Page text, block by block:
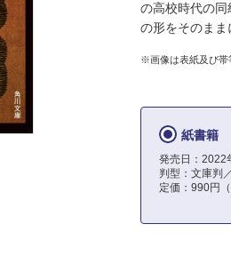
の高校時代の
の形をそのまま
※画像は表紙及び帯
紙書籍
発売日：2022
判型：文庫判
定価：990円